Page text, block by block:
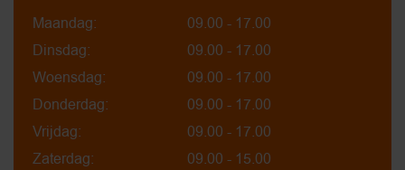
Maandag:
09.00 - 17.00
Dinsdag:
09.00 - 17.00
Woensdag:
09.00 - 17.00
Donderdag:
09.00 - 17.00
Vrijdag:
09.00 - 17.00
Zaterdag:
09.00 - 15.00